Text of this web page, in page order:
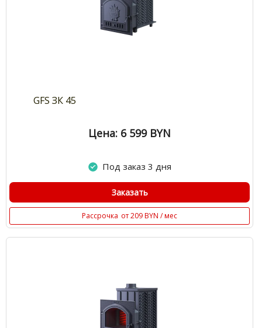
GFS ЗК 45
Цена: 6 599 BYN
Под заказ 3 дня
Заказать
Рассрочка от 209 BYN / мес